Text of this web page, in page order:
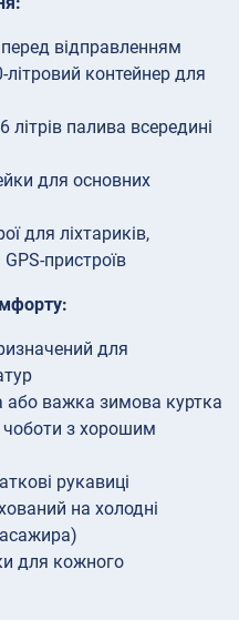
відправленням
контейнер для
літрів палива всередині
для основних
для ліхтариків,
пристроїв
для
або важка зимова куртка
чоботи з хорошим
рукавиці
на холодні
для кожного